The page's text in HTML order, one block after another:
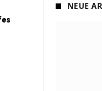
NEUE